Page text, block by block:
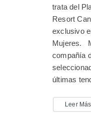
trata del
Resort
exclusivo
Mujeres.
compañía
últimas
Leer Más